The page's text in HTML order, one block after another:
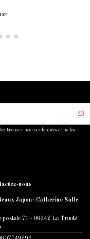
trouver nos coordonnées dans les
nous
Japon- Catherine Salle
postale 71 - 06342 La Trinité